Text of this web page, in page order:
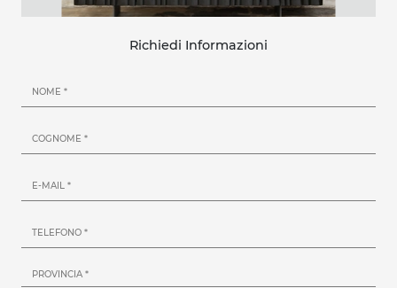
Richiedi Informazioni